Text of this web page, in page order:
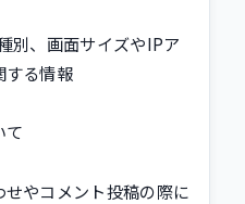
別、画面サイズやIPア
する情報
て
やコメント投稿の際に